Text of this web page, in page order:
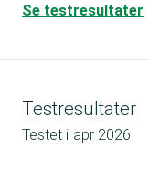
Se testresultater
Testresultater
Testet i apr 2026